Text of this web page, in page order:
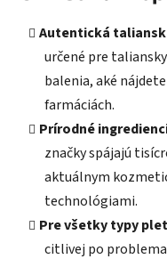
Autentická
určené pre
balenia, aké
farmáciách.
Prírodné
značky spájajú
aktuálnym
technológiami.
Pre všetky typy
citlivej po